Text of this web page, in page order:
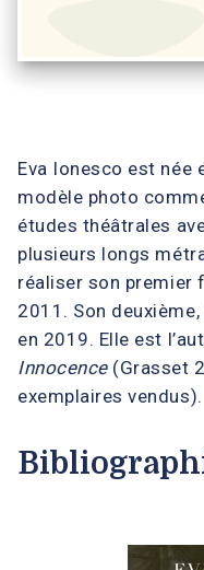
Eva Ionesco est née
modèle photo
études théâtrales
plusieurs longs
réaliser son premier
2011. Son deuxième,
en 2019. Elle est
Innocence(Grasset
exemplaires vendus).